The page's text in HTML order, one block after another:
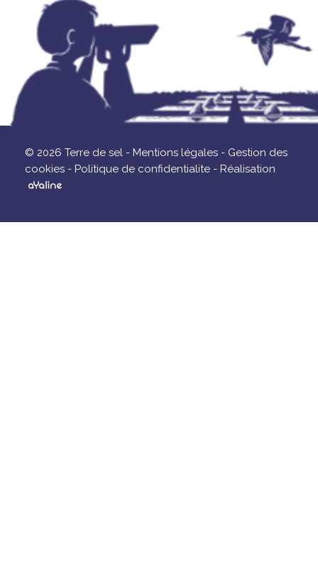
© 2026 Terre de sel - Mentions légales - Gestion des
cookies - Politique de confidentialite - Réalisation